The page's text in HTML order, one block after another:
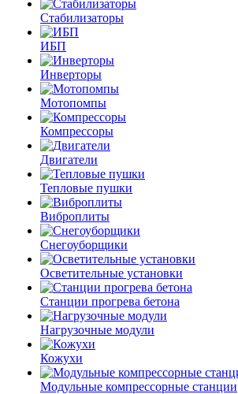
Стабилизаторы
ИБП
Инверторы
Мотопомпы
Компрессоры
Двигатели
Тепловые пушки
Виброплиты
Снегоуборщики
Осветительные установки
Станции прогрева бетона
Нагрузочные модули
Кожухи
Модульные компрессорные станции